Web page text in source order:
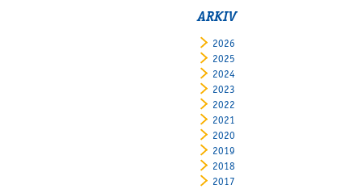
ARKIV
2026
2025
2024
2023
2022
2021
2020
2019
2018
2017